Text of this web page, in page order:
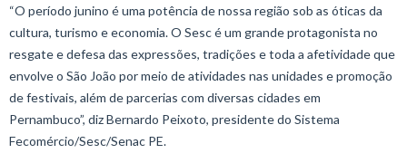
“O período junino é uma potência de nossa região sob as óticas da
cultura, turismo e economia. O Sesc é um grande protagonista no
resgate e defesa das expressões, tradições e toda a afetividade que
envolve o São João por meio de atividades nas unidades e promoção
de festivais, além de parcerias com diversas cidades em
Pernambuco”, diz Bernardo Peixoto, presidente do Sistema
Fecomércio/Sesc/Senac PE.